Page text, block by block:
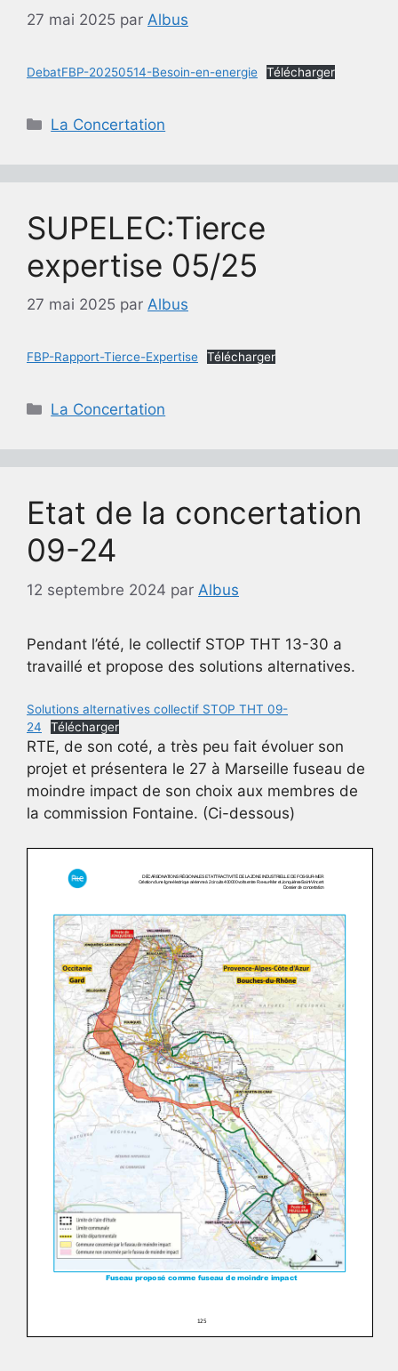
27 mai 2025 par Albus
DebatFBP-20250514-Besoin-en-energie Télécharger
Catégories
La Concertation
SUPELEC:Tierce
expertise 05/25
27 mai 2025 par Albus
FBP-Rapport-Tierce-Expertise Télécharger
Catégories
La Concertation
Etat de la concertation
09-24
12 septembre 2024 par Albus
Pendant l’été, le collectif STOP THT 13-30 a
travaillé et propose des solutions alternatives.
Solutions alternatives collectif STOP THT 09-
24
Télécharger
RTE, de son coté, a très peu fait évoluer son
projet et présentera le 27 à Marseille fuseau de
moindre impact de son choix aux membres de
la commission Fontaine. (Ci-dessous)